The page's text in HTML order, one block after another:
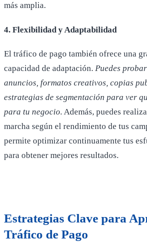
más amplia.
4. Flexibilidad y Adaptabilidad
El tráfico de pago también ofrece una
capacidad de adaptación. Puedes
anuncios, formatos creativos, copias
estrategias de segmentación para ver
para tu negocio. Además, puedes
marcha según el rendimiento de tus
permite optimizar continuamente tus
para obtener mejores resultados.
Estrategias Clave para
Tráfico de Pago